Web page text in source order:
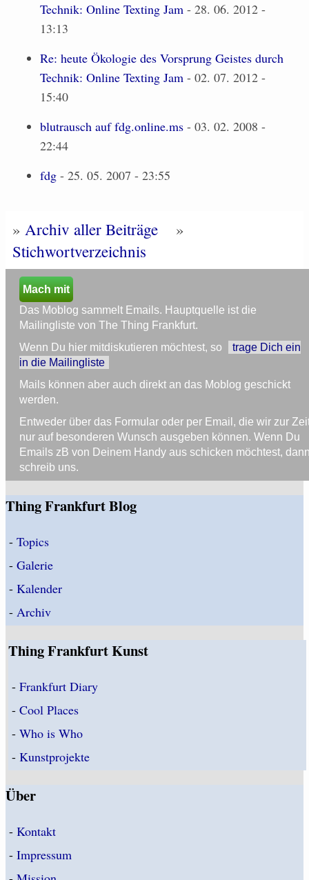
Technik: Online Texting Jam - 28. 06. 2012 -
13:13
Re: heute Ökologie des Vorsprung Geistes durch
Technik: Online Texting Jam - 02. 07. 2012 -
15:40
blutrausch auf fdg.online.ms - 03. 02. 2008 -
22:44
fdg - 25. 05. 2007 - 23:55
» Archiv aller Beiträge
»
Stichwortverzeichnis
Mach mit
Das Moblog sammelt Emails. Hauptquelle ist die
Mailingliste von The Thing Frankfurt.
Wenn Du hier mitdiskutieren möchtest, so
trage Dich ein
in die Mailingliste
Mails können aber auch direkt an das Moblog geschickt
werden.
Entweder über das Formular oder per Email, die wir zur
nur auf besonderen Wunsch ausgeben können. Wenn Du
Emails zB von Deinem Handy aus schicken möchtest,
schreib uns.
Thing Frankfurt Blog
- Topics
- Galerie
- Kalender
- Archiv
Thing Frankfurt Kunst
-Frankfurt Diary
-Cool Places
-Who is Who
-Kunstprojekte
Über
- Kontakt
- Impressum